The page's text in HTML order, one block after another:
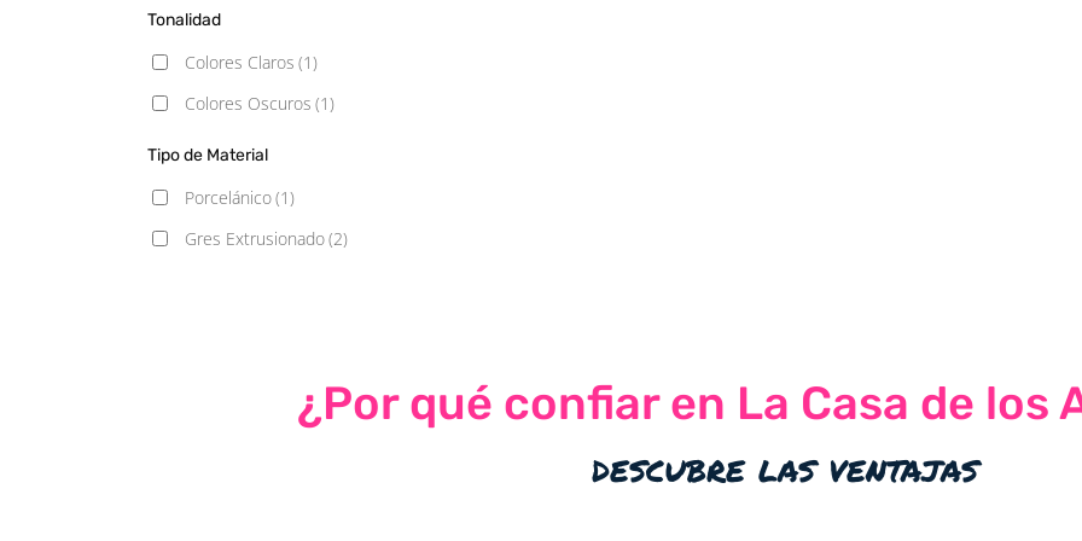
Tonalidad
Colores Claros (1)
Colores Oscuros (1)
Tipo de Material
Porcelánico(1)
Gres Extrusionado(2)
¿Por qué confiar en La Casa de los
descubre las ventajas